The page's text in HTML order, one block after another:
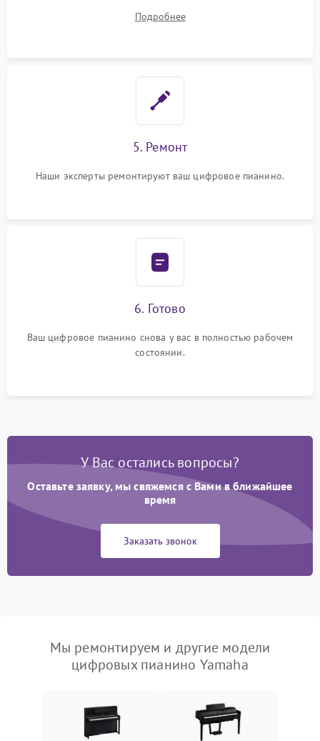
Подробнее
5. Ремонт
Наши эксперты ремонтируют ваш цифровое пианино.
6. Готово
Ваш цифровое пианино снова у вас в полностью рабочем
состоянии.
У Вас остались вопросы?
Оставьте заявку, мы свяжемся с Вами в ближайшее
время
Заказать звонок
Мы ремонтируем и другие модели
цифровых пианино Yamaha